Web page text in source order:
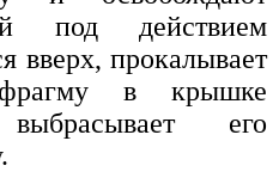
под действием
вверх, прокалывает
в крышке
его